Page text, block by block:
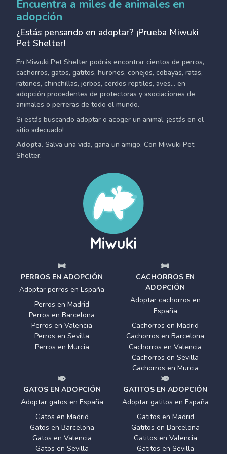
Encuentra a miles de animales en
adopción
¿Estás pensando en adoptar? ¡Prueba Miwuki
Pet Shelter!
En Miwuki Pet Shelter podrás encontrar cientos de perros,
cachorros, gatos, gatitos, hurones, conejos, cobayas, ratas,
ratones, chinchillas, jerbos, cerdos reptiles, aves... en
adopción procedentes de protectoras y asociaciones de
animales o perreras de todo el mundo.
Si estás buscando adoptar o acoger un animal, ¡estás en el
sitio adecuado!
Adopta. Salva una vida, gana un amigo. Con Miwuki Pet
Shelter.
PERROS EN ADOPCIÓN
Adoptar perros en España
Perros en Madrid
Perros en Barcelona
Perros en Valencia
Perros en Sevilla
Perros en Murcia
CACHORROS EN
ADOPCIÓN
Adoptar cachorros en
España
Cachorros en Madrid
Cachorros en Barcelona
Cachorros en Valencia
Cachorros en Sevilla
Cachorros en Murcia
GATOS EN ADOPCIÓN
Adoptar gatos en España
Gatos en Madrid
Gatos en Barcelona
Gatos en Valencia
Gatos en Sevilla
GATITOS EN ADOPCIÓN
Adoptar gatitos en España
Gatitos en Madrid
Gatitos en Barcelona
Gatitos en Valencia
Gatitos en Sevilla